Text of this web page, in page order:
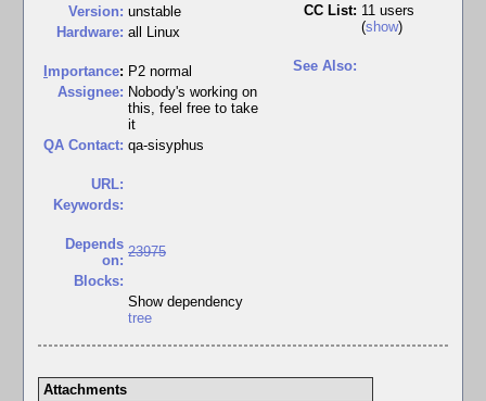
Version: unstable
Hardware: all Linux
mportance: P2 normal
Assignee: Nobody's working on
this, feel free to take
it
QA Contact: qa-sisyphus
URL:
Keywords:
Depends
on:
23975
Blocks:
Show dependency
tree
CC List: 11 users
(show)
See Also:
Attachments